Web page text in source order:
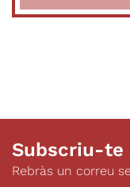
exposició. Per amor a
Josefines) seran el
interpretació de
l’autor, però d’una gran
Subscriu-
Rebràs un correu